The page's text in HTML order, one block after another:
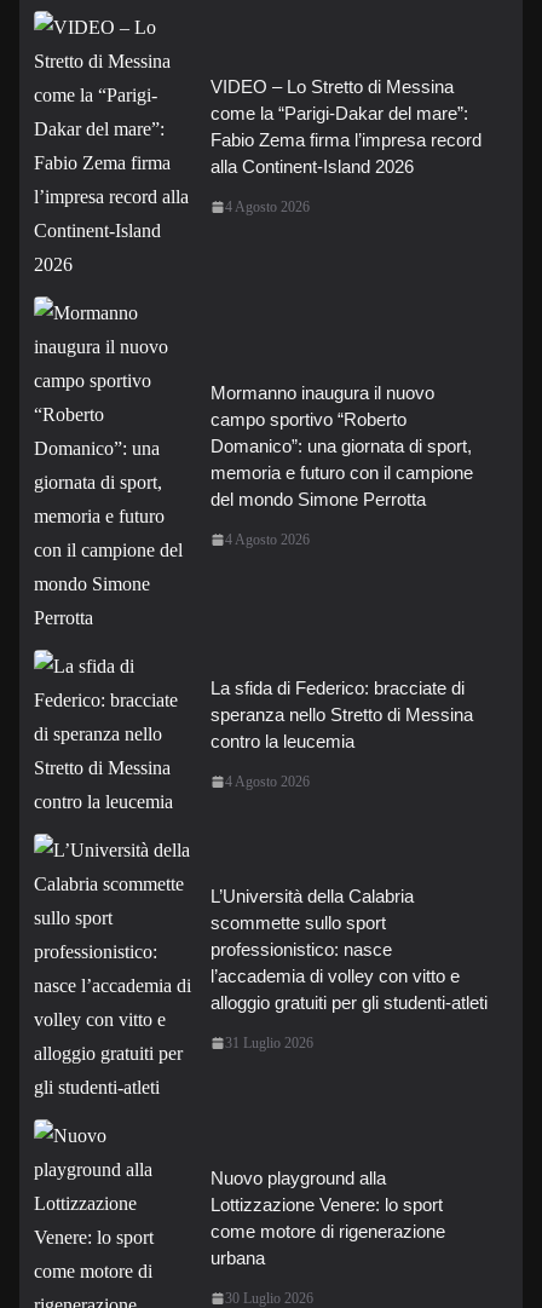
VIDEO – Lo Stretto di Messina
come la “Parigi-Dakar del mare”:
Fabio Zema firma l’impresa record
alla Continent-Island 2026
4 Agosto 2026
Mormanno inaugura il nuovo
campo sportivo “Roberto
Domanico”: una giornata di sport,
memoria e futuro con il campione
del mondo Simone Perrotta
4 Agosto 2026
La sfida di Federico: bracciate di
speranza nello Stretto di Messina
contro la leucemia
4 Agosto 2026
L’Università della Calabria
scommette sullo sport
professionistico: nasce
l’accademia di volley con vitto e
alloggio gratuiti per gli studenti-atleti
31 Luglio 2026
Nuovo playground alla
Lottizzazione Venere: lo sport
come motore di rigenerazione
urbana
30 Luglio 2026